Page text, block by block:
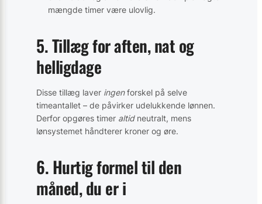
mængde timer være ulovlig.
5. Tillæg for aften, nat og
helligdage
Disse tillæg laver ingenforskel på selve
timeantallet – de påvirker udelukkende lønnen.
Derfor opgøres timer altidneutralt, mens
lønsystemet håndterer kroner og øre.
6. Hurtig formel til den
måned, du er i